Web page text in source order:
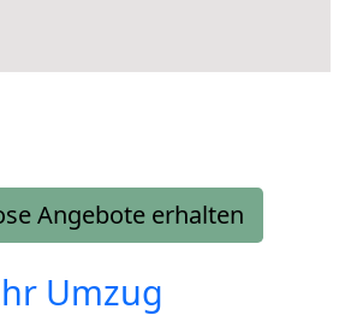
Angebote erhalten
Umzug